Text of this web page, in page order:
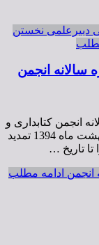
دبیرعلمی نخستن
سالانه انجمن
انجمن کتابداری و
اطلاع‌رسانی تا تاریخ شنبه بیست و ششم اردیبهشت ماه 1394 تمدید
تاریخ …
انجمن ادامه مطلب